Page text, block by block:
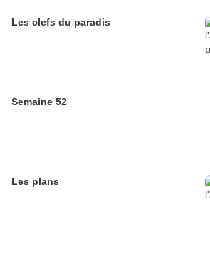
Les clefs du paradis
Semaine 52
Les plans